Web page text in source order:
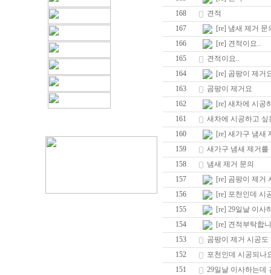
168
견적
167
[re] 냄새 제거 문
166
[re] 견적이요..
165
견적이요..
164
[re] 곰팡이 제거
163
곰팡이 제거요
162
[re] 새차에 시공
161
새차에 시공하고 싶
160
[re] 새가구 냄새
159
새가구 냄새 제거를
158
냄새 제거 문의
157
[re] 곰팡이 제거
156
[re] 포천인데 시
155
[re] 29일날 이사
154
[re] 견적부탁합
153
곰팡이 제거 시공도
152
포천인데 시공되나
151
29일날 이사하는데